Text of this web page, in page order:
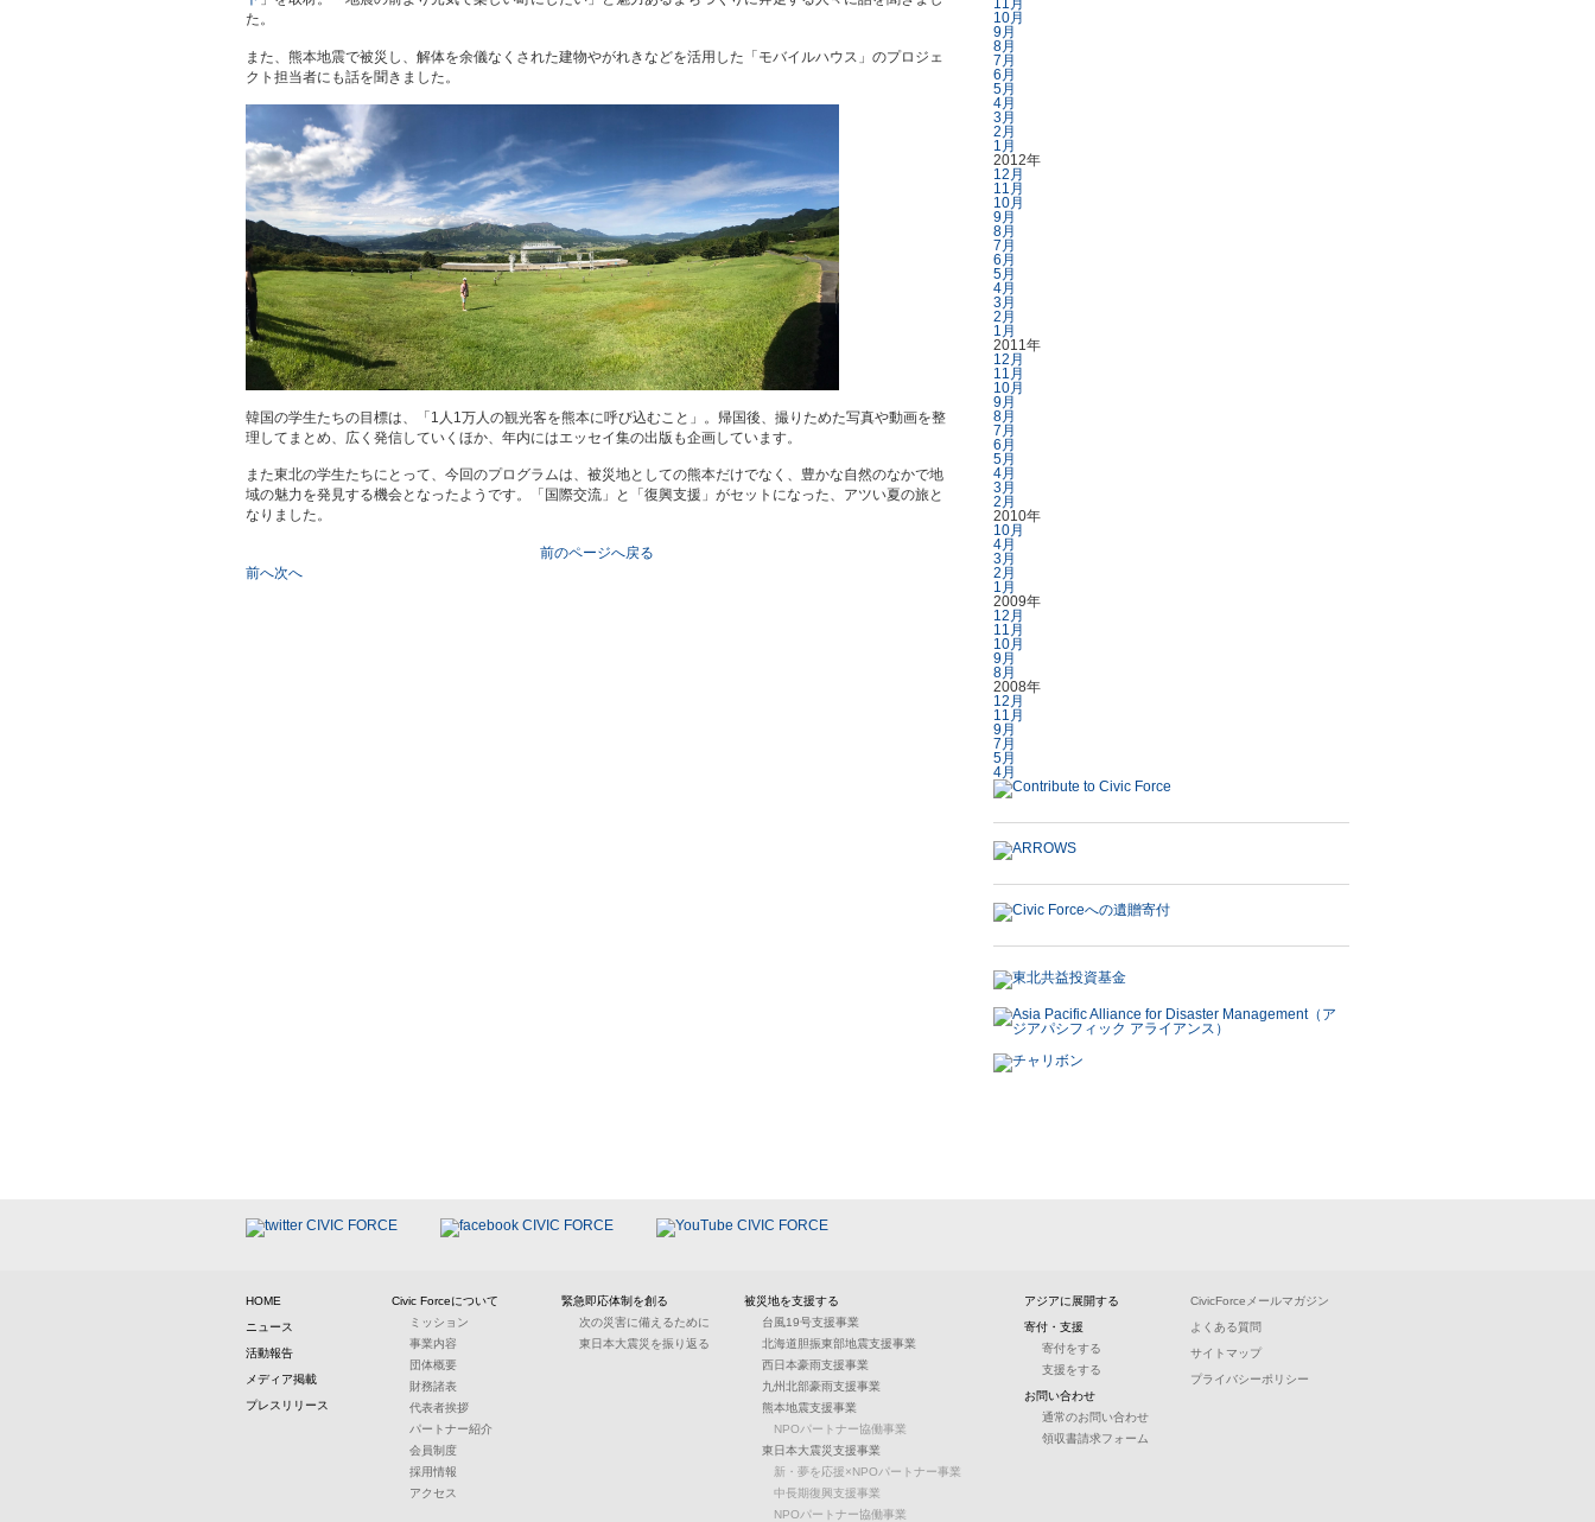
た。
また、熊本地震で被災し、解体を余儀なくされた建物やがれきなどを活用した「モバイルハウス」のプロジェ
クト担当者にも話を聞きました。
韓国の学生たちの目標は、「1人1万人の観光客を熊本に呼び込むこと」。帰国後、撮りためた写真や動画を整
理してまとめ、広く発信していくほか、年内にはエッセイ集の出版も企画しています。
また東北の学生たちにとって、今回のプログラムは、被災地としての熊本だけでなく、豊かな自然のなかで地
域の魅力を発見する機会となったようです。「国際交流」と「復興支援」がセットになった、アツい夏の旅と
なりました。
前のページへ戻る
前へ次へ
11月
10月
9月
8月
7月
6月
5月
4月
3月
2月
1月
2012年
12月
11月
10月
9月
8月
7月
6月
5月
4月
3月
2月
1月
2011年
12月
11月
10月
9月
8月
7月
6月
5月
4月
3月
2月
2010年
10月
4月
3月
2月
1月
2009年
12月
11月
10月
9月
8月
2008年
12月
11月
9月
7月
5月
4月
HOME
ニュース
活動報告
メディア掲載
プレスリリース
Civic Forceについて
ミッション
事業内容
団体概要
財務諸表
代表者挨拶
パートナー紹介
会員制度
採用情報
アクセス
緊急即応体制を創る
次の災害に備えるために
東日本大震災を振り返る
被災地を支援する
台風19号支援事業
北海道胆振東部地震支援事業
西日本豪雨支援事業
九州北部豪雨支援事業
熊本地震支援事業
NPOパートナー協働事業
東日本大震災支援事業
新・夢を応援×NPOパートナー事業
中長期復興支援事業
NPOパートナー協働事業
アジアに展開する
寄付・支援
寄付をする
支援をする
お問い合わせ
通常のお問い合わせ
領収書請求フォーム
CivicForceメールマガジン
よくある質問
サイトマップ
プライバシーポリシー